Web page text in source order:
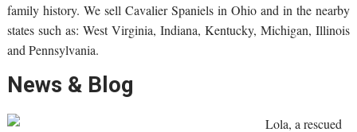
family history. We sell Cavalier Spaniels in Ohio and in the nearby
states such as: West Virginia, Indiana, Kentucky, Michigan, Illinois
and Pennsylvania.
News & Blog
Lola, a rescued